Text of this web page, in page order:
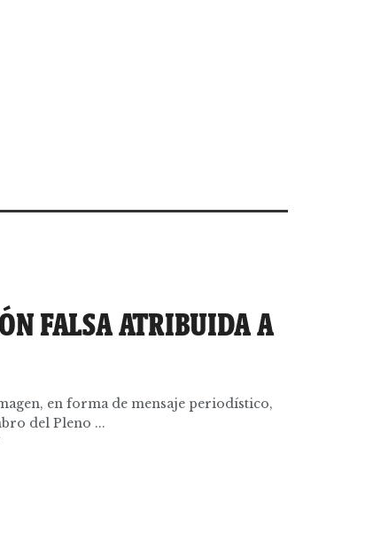
FALSA ATRIBUIDA A
en forma de mensaje periodístico,
del Pleno ...